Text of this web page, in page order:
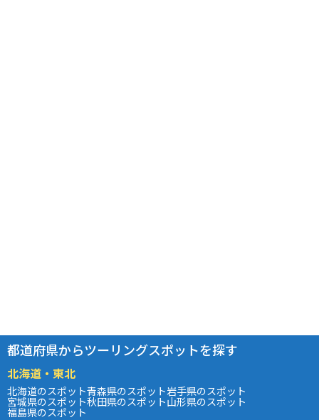
都道府県からツーリングスポットを探す
北海道・東北
北海道のスポット青森県のスポット岩手県のスポット
宮城県のスポット秋田県のスポット山形県のスポット
福島県のスポット